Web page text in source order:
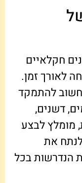
חקלאיים
לאורך זמן.
להתמקד
דשנים,
מומלץ לבצע
את
הנדרשות בכל